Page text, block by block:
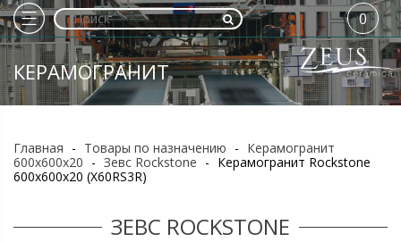
КЕРАМОГРАНИТ
0
Главная - Товары по назначению - Керамогранит
600х600х20 - Зевс Rockstone - Керамогранит Rockstone
600х600х20 (X60RS3R)
ЗЕВС ROCKSTONE